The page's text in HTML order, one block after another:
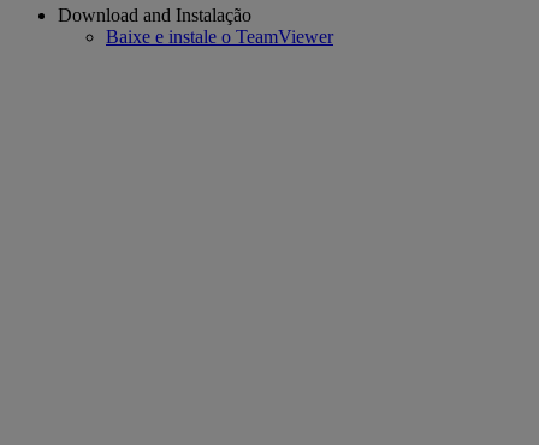
Download and Instalação
Baixe e instale o TeamViewer